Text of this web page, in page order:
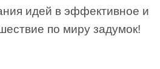
идей в эффективное и
по миру задумок!